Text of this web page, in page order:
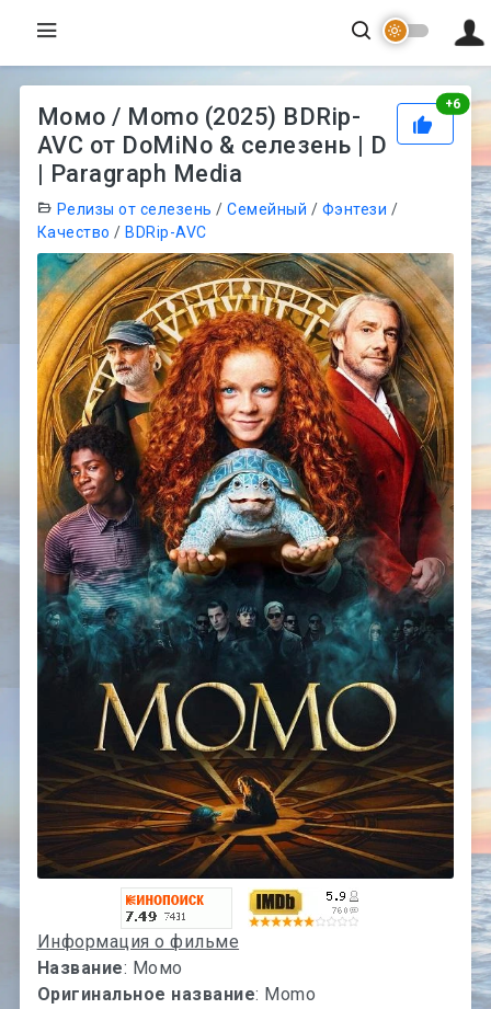
+6
Момо / Momo (2025) BDRip-
AVC от DoMiNo & селезень | D
| Paragraph Media
Релизы от селезень /Семейный / Фэнтези /
Качество /BDRip-AVC
Информация о фильме
Название: Момо
Оригинальное название: Momo